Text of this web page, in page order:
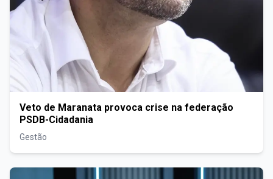
Veto de Maranata provoca crise na federação
PSDB-Cidadania
Gestão